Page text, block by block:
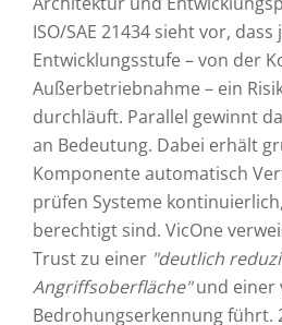
ISO/SAE 21434 sieht vor, dass
Entwicklungsstufe – von der
Außerbetriebnahme – ein
durchläuft. Parallel gewinnt
an Bedeutung. Dabei erhält
Komponente automatisch
prüfen Systeme
berechtigt sind. VicOne
Trust zu einer "deutlich
Angriffsoberfläche"und einer
Bedrohungserkennung führt.